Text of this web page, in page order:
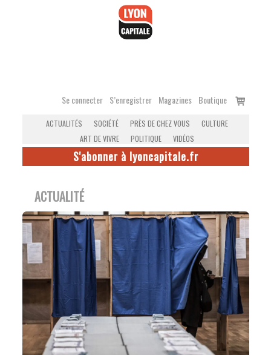
Se connecter S’enregistrer Magazines Boutique
Voir
ACTUALITÉS SOCIÉTÉ PRÈS DE CHEZ VOUS
CULTURE
ART DE VIVRE
POLITIQUE VIDÉOS
S'abonner à lyoncapitale.fr
ACTUALITÉ